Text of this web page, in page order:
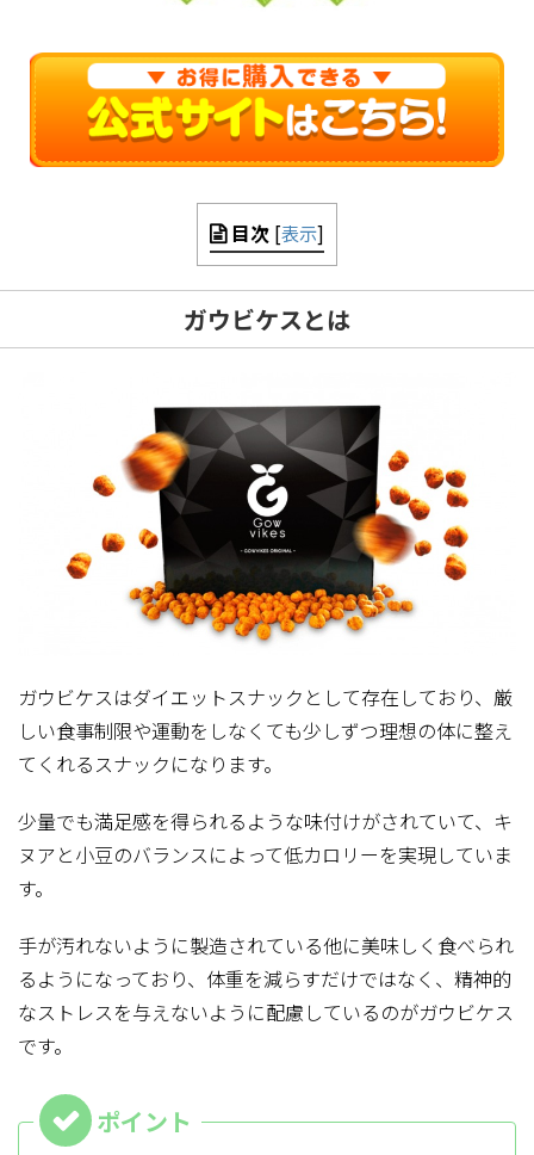
目次 [表示]
ガウビケスとは
ガウビケスはダイエットスナックとして存在しており、厳
しい食事制限や運動をしなくても少しずつ理想の体に整え
てくれるスナックになります。
少量でも満足感を得られるような味付けがされていて、キ
ヌアと小豆のバランスによって低カロリーを実現していま
す。
手が汚れないように製造されている他に美味しく食べられ
るようになっており、体重を減らすだけではなく、精神的
なストレスを与えないように配慮しているのがガウビケス
です。